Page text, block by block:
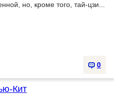
но, кроме того, тай-цзи...
0
Кит